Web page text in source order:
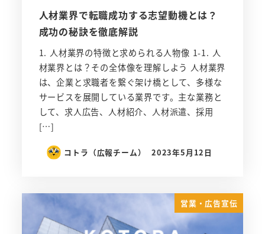
人材業界で転職成功する志望動機とは？
成功の秘訣を徹底解説
1. 人材業界の特徴と求められる人物像 1-1. 人
材業界とは？その全体像を理解しよう 人材業界
は、企業と求職者を繋ぐ架け橋として、多様な
サービスを展開している業界です。主な業務と
して、求人広告、人材紹介、人材派遣、採用
[…]
コトラ（広報チーム） 2023年5月12日
営業・広告宣伝